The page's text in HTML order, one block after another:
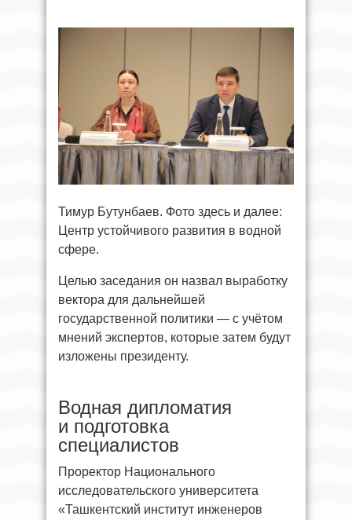
Тимур Бутунбаев. Фото здесь и далее:
Центр устойчивого развития в водной
сфере.
Целью заседания он назвал выработку
вектора для дальнейшей
государственной политики — с учётом
мнений экспертов, которые затем будут
изложены президенту.
Водная дипломатия
и подготовка
специалистов
Проректор Национального
исследовательского университета
«Ташкентский институт инженеров